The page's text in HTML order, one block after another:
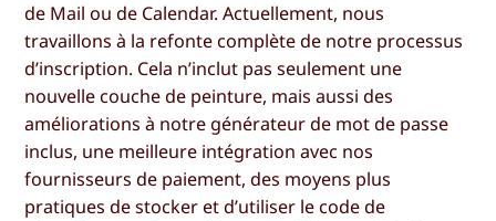
de Mail ou de Calendar. Actuellement, nous
travaillons à la refonte complète de notre processus
d’inscription. Cela n’inclut pas seulement une
nouvelle couche de peinture, mais aussi des
améliorations à notre générateur de mot de passe
inclus, une meilleure intégration avec nos
fournisseurs de paiement, des moyens plus
pratiques de stocker et d’utiliser le code de